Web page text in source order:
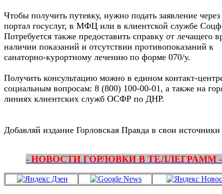
Чтобы получить путевку, нужно подать заявление через
портал госуслуг, в МФЦ или в клиентской службе
Потребуется также предоставить справку от лечащего
наличии показаний и отсутствии противопоказаний к
санаторно-курортному лечению по форме 070/у.
Получить консультацию можно в едином контакт-
социальным вопросам: 8 (800) 100-00-01, а также на
линиях клиентских служб ОСФР по ДНР.
Добавляй издание Горловская Правда в свои источники
- НОВОСТИ ГОРЛОВКИ В ТЕЛЛЕГРАММ -